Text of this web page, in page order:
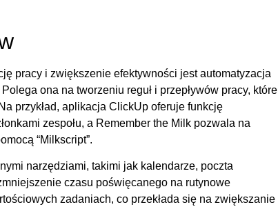
pracy i zwiększenie efektywności jest automatyzacja
ona na tworzeniu reguł i przepływów pracy, które
przykład, aplikacja ClickUp oferuje funkcję
zespołu, a Remember the Milk pozwala na
“Milkscript”.
narzędziami, takimi jak kalendarze, poczta
czasu poświęcanego na rutynowe
zadaniach, co przekłada się na zwiększanie